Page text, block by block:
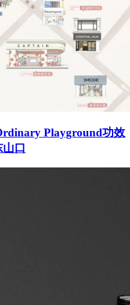
Playground功效
口